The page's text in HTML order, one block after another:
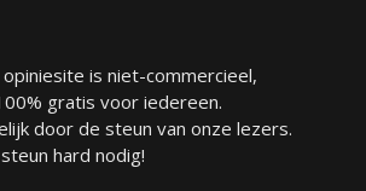
is niet-commercieel,
gratis voor iedereen.
door de steun van onze lezers.
hard nodig!